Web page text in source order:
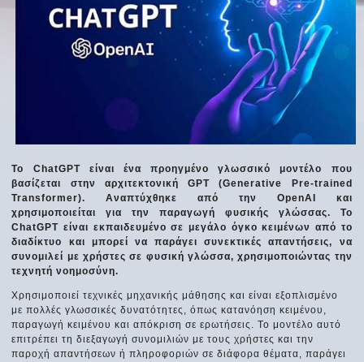
Το ChatGPT είναι ένα προηγμένο γλωσσικό μοντέλο που
βασίζεται στην αρχιτεκτονική GPT (Generative Pre-trained
Transformer). Αναπτύχθηκε από την OpenAI και
χρησιμοποιείται για την παραγωγή φυσικής γλώσσας. Το
ChatGPT είναι εκπαιδευμένο σε μεγάλο όγκο κειμένων από το
διαδίκτυο και μπορεί να παράγει συνεκτικές απαντήσεις, να
συνομιλεί με χρήστες σε φυσική γλώσσα, χρησιμοποιώντας την
τεχνητή νοημοσύνη.
Χρησιμοποιεί τεχνικές μηχανικής μάθησης και είναι εξοπλισμένο
με πολλές γλωσσικές δυνατότητες, όπως κατανόηση κειμένου,
παραγωγή κειμένου και απόκριση σε ερωτήσεις. Το μοντέλο αυτό
επιτρέπει τη διεξαγωγή συνομιλιών με τους χρήστες και την
παροχή απαντήσεων ή πληροφοριών σε διάφορα θέματα, παράγει